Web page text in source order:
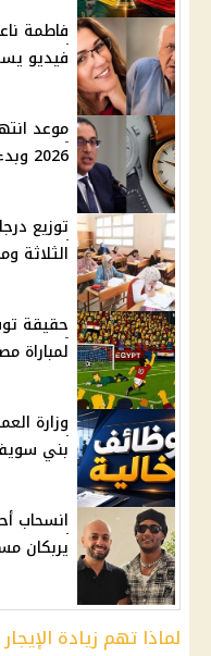
فاطمة
فيديو
موعد
2026 وبدء التوقيت الشتوي وتغيير الساعة
الثلاثة
لمباراة
بني سويف
انسحاب
يربكان
لماذا تهم زيادة